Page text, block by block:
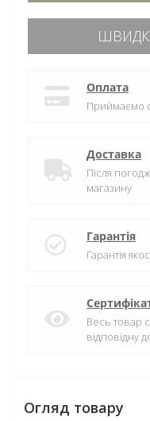
Оплата
Приймаємо
Доставка
Після
магазину
Гарантія
Гарантія
Весь товар
відповідну
Огляд товару